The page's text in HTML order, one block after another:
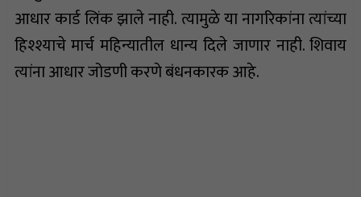
आधार कार्ड लिंक झाले नाही. त्यामुळे या नागरिकांना त्यांच्या
हिश्श्याचे मार्च महिन्यातील धान्य दिले जाणार नाही. शिवाय
त्यांना आधार जोडणी करणे बंधनकारक आहे.